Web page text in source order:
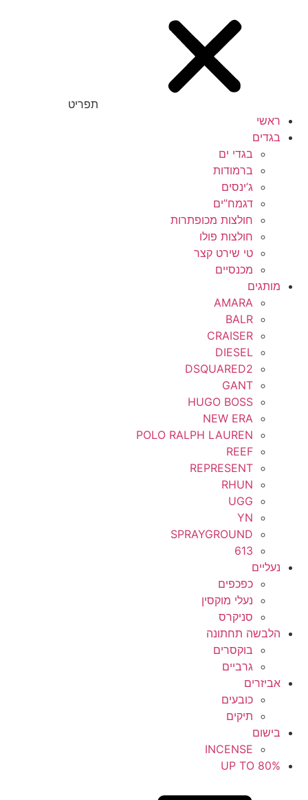
תפריט
ראשי
בגדים
בגדי ים
ברמודות
ג’ינסים
דגמח”ים
חולצות מכופתרות
חולצות פולו
טי שירט קצר
מכנסיים
מותגים
AMARA
BALR
CRAISER
DIESEL
DSQUARED2
GANT
HUGO BOSS
NEW ERA
POLO RALPH LAUREN
REEF
REPRESENT
RHUN
UGG
YN
SPRAYGROUND
613
נעליים
כפכפים
נעלי מוקסין
סניקרס
הלבשה תחתונה
בוקסרים
גרביים
אביזרים
כובעים
תיקים
בישום
INCENSE
UP TO 80%